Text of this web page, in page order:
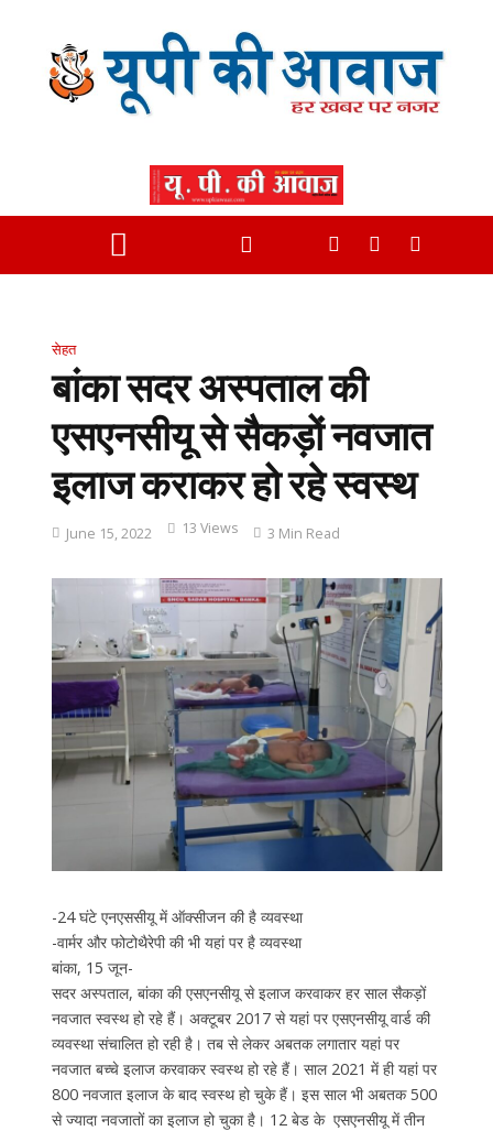
सेहत
बांका सदर अस्पताल की
एसएनसीयू से सैकड़ों नवजात
इलाज कराकर हो रहे स्वस्थ
June 15, 2022 13 Views 3 Min Read
-24 घंटे एनएससीयू में ऑक्सीजन की है व्यवस्था
-वार्मर और फोटोथैरेपी की भी यहां पर है व्यवस्था
बांका, 15 जून-
सदर अस्पताल, बांका की एसएनसीयू से इलाज करवाकर हर साल सैकड़ों
नवजात स्वस्थ हो रहे हैं। अक्टूबर 2017 से यहां पर एसएनसीयू वार्ड की
व्यवस्था संचालित हो रही है। तब से लेकर अबतक लगातार यहां पर
नवजात बच्चे इलाज करवाकर स्वस्थ हो रहे हैं। साल 2021 में ही यहां पर
800 नवजात इलाज के बाद स्वस्थ हो चुके हैं। इस साल भी अबतक 500
से ज्यादा नवजातों का इलाज हो चुका है। 12 बेड के एसएनसीयू में तीन